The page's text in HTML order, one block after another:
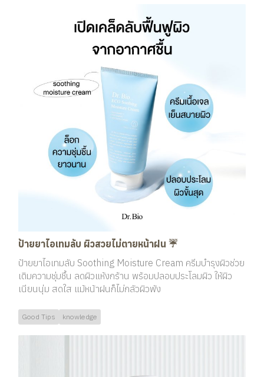
ป้ายยาไอเทมลับ ผิวสวยไม่ตายหน้าฝน ☔️
ป้ายยาไอเทมลับ Soothing Moisture Cream ครีมบำรุงผิวช่วย
เติมความชุ่มชื้น ลดผิวแห้งกร้าน พร้อมปลอบประโลมผิว ให้ผิว
เนียนนุ่ม สดใส แม้หน้าฝนก็ไม่กลัวผิวพัง
Good Tips knowledge